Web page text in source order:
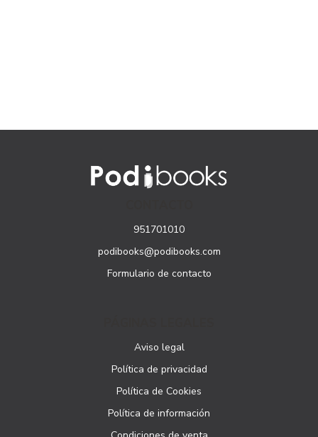
951701010
podibooks@podibooks.com
Formulario de contacto
Aviso legal
Política de privacidad
Política de Cookies
Política de información